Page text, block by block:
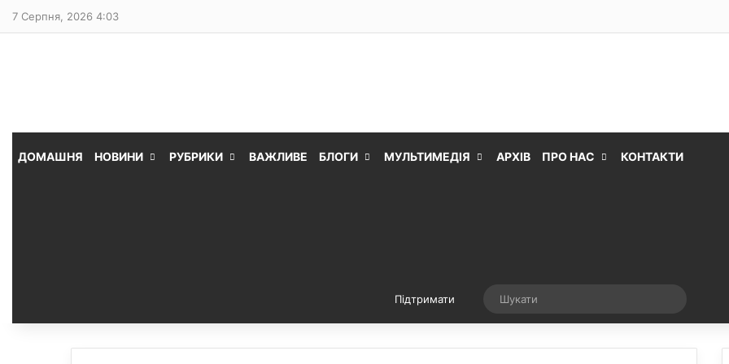
7 Серпня, 2026 4:03
ДОМАШНЯ НОВИНИ РУБРИКИ ВАЖЛИВЕ БЛОГИ МУЛЬТИМЕДІЯ АРХІВ ПРО НАС КОНТАКТИ
Підтримати Випадкова стаття